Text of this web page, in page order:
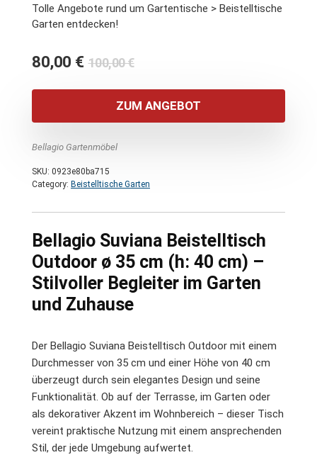
Tolle Angebote rund um Gartentische > Beistelltische
Garten entdecken!
100,00€Ursprünglicher
war:
100,00 €
80,00 €
Aktueller
ist:
80,00 €.
ZUM ANGEBOT
Bellagio Gartenmöbel
SKU: 0923e80ba715
Category: Beistelltische Garten
Bellagio Suviana Beistelltisch
Outdoor ø 35 cm (h: 40 cm) –
Stilvoller Begleiter im Garten
und Zuhause
Der Bellagio Suviana Beistelltisch Outdoor mit einem
Durchmesser von 35 cm und einer Höhe von 40 cm
überzeugt durch sein elegantes Design und seine
Funktionalität. Ob auf der Terrasse, im Garten oder
als dekorativer Akzent im Wohnbereich – dieser Tisch
vereint praktische Nutzung mit einem ansprechenden
Stil, der jede Umgebung aufwertet.